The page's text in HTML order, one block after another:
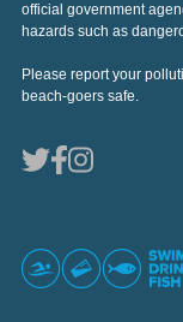
official government
hazards such as
Please report your
beach-goers safe.